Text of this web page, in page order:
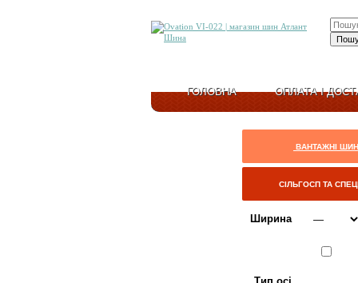
ГОЛОВНА ОПЛАТА І
ВАНТАЖНІ
СІЛЬГОСП ТА
Ширина